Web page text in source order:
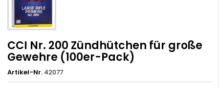
CCI Nr. 200 Zündhütchen für große
Gewehre (100er-Pack)
Artikel-Nr. 42077